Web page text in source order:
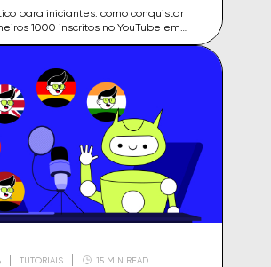
para iniciantes: como conquistar
1000 inscritos no YouTube em
erros a evitar e
TUTORIAIS 15 MIN READ